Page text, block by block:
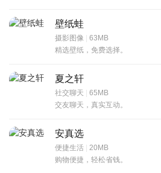
壁纸蛙
摄影图像 | 63MB
精选壁纸，免费选择。
夏之轩
社交聊天 | 65MB
交友聊天，真实互动。
安真选
便捷生活 | 20MB
购物便捷，轻松省钱。